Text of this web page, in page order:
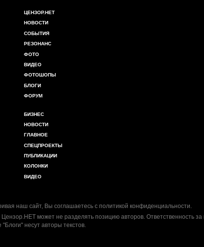
ЦЕНЗОР.НЕТ
НОВОСТИ
СОБЫТИЯ
РЕЗОНАНС
ФОТО
ВИДЕО
ФОТОШОПЫ
БЛОГИ
ФОРУМ
БИЗНЕС
НОВОСТИ
ГЛАВНОЕ
СПЕЦПРОЕКТЫ
ПУБЛИКАЦИИ
КОЛОНКИ
ВИДЕО
наш сайт, Вы соглашаетесь с политикой конфиденциальности.
Цензор.НЕТ может не разделять позицию авторов. Ответственность
"Блоги" несут авторы текстов.